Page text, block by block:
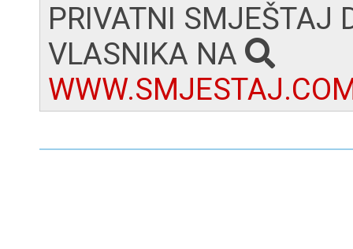
PRIVATNI SMJEŠTAJ
VLASNIKA NA